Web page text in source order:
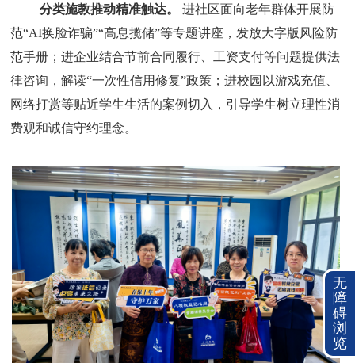
分类施教推动精准触达。进社区面向老年群体开展防
范“AI换脸诈骗”“高息揽储”等专题讲座，发放大字版风险防
范手册；进企业结合节前合同履行、工资支付等问题提供法
律咨询，解读“一次性信用修复”政策；进校园以游戏充值、
网络打赏等贴近学生生活的案例切入，引导学生树立理性消
费观和诚信守约理念。
无
障
碍
浏
览